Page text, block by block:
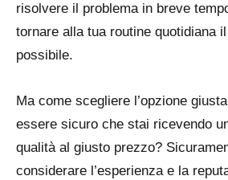
risolvere il problema in breve
tornare alla tua routine quotidiana
possibile.
Ma come scegliere l’opzione
essere sicuro che stai ricevendo
qualità al giusto prezzo?
considerare l’esperienza e la